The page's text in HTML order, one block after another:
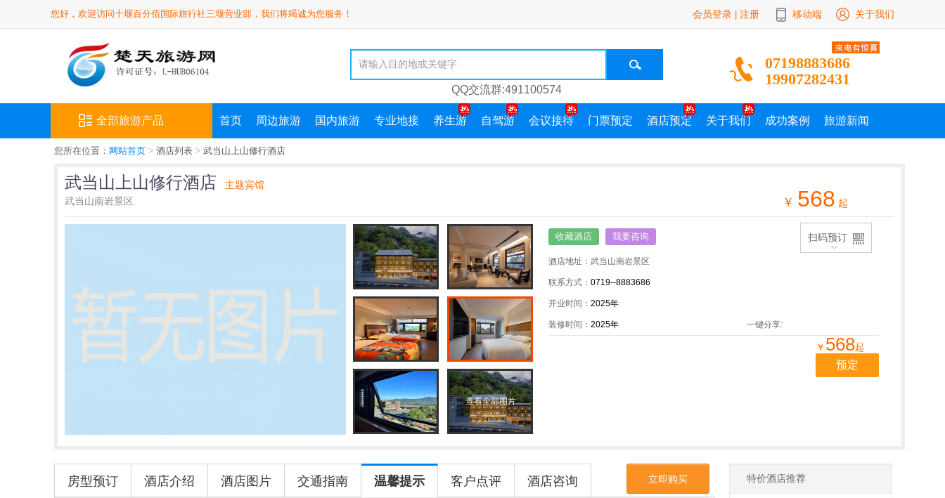
您好，欢迎访问十堰百分佰国际旅行社三堰营业部，我们将竭诚为您服务！ 会员登录 注册 移动端 关于我们
07198883686
19907282431
QQ交流群:491100574
全部旅游产品 首页 周边旅游 国内旅游 专业地接 养生游 自驾游 会议接待 门票预定 酒店预定 关于我们 成功案例 旅游新闻
您所在位置： 网站首页 > 酒店列表 > 武当山上山修行酒店
￥ 568 起
武当山上山修行酒店
主题宾馆
武当山南岩景区
查看全部图片
收藏酒店 我要咨询
酒店地址： 武当山南岩景区
联系方式： 0719--8883686
开业时间： 2025年
装修时间： 2025年 一键分享:
扫码预订
￥ 568起
预定
房型预订 酒店介绍 酒店图片 交通指南 温馨提示 客户点评 酒店咨询 立即购买 特价酒店推荐